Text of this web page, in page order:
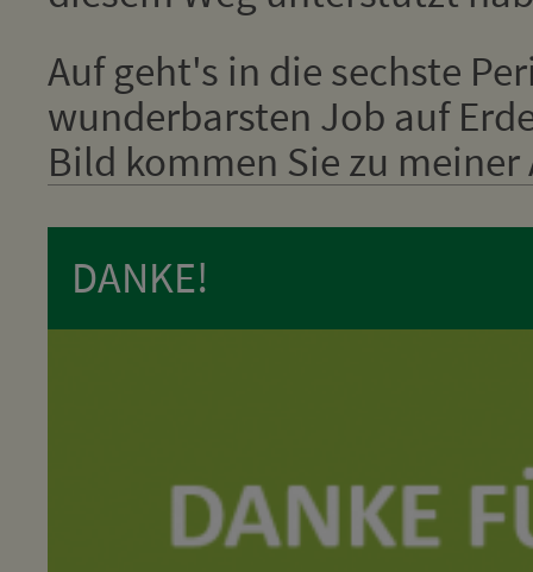
Auf geht's in die sechste
wunderbarsten Job auf
Bild kommen Sie zu
DANKE!